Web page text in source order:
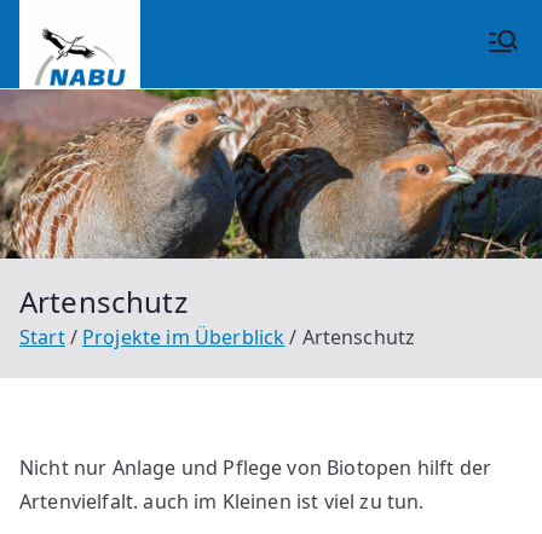
Inhalt
springen
NABU
Großrinderfeld
Artenschutz
Start Projekte im Überblick Artenschutz
Nicht nur Anlage und Pflege von Biotopen hilft der
Artenvielfalt. auch im Kleinen ist viel zu tun.